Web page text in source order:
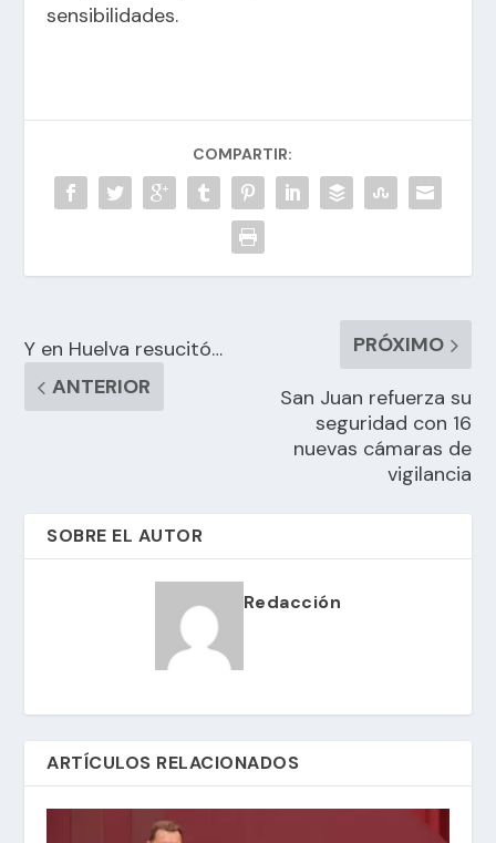
sensibilidades.
COMPARTIR:
Y en Huelva resucitó…
ANTERIOR
PRÓXIMO
San Juan refuerza su
seguridad con 16
nuevas cámaras de
vigilancia
SOBRE EL AUTOR
Redacción
ARTÍCULOS RELACIONADOS